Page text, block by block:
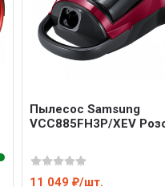
Пылесос Samsung
VCC885FH3P/XEV
11 049 ₽/шт.